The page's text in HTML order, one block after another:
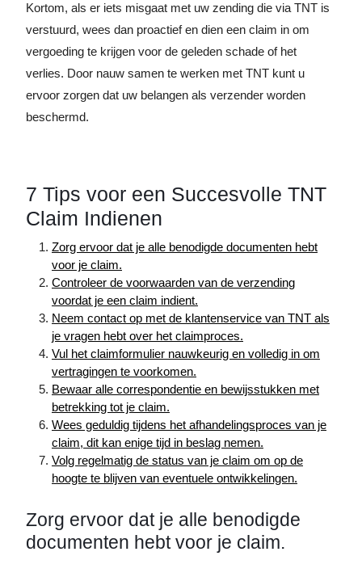
Kortom, als er iets misgaat met uw zending die via TNT is
verstuurd, wees dan proactief en dien een claim in om
vergoeding te krijgen voor de geleden schade of het
verlies. Door nauw samen te werken met TNT kunt u
ervoor zorgen dat uw belangen als verzender worden
beschermd.
7 Tips voor een Succesvolle TNT
Claim Indienen
Zorg ervoor dat je alle benodigde documenten hebt
voor je claim.
Controleer de voorwaarden van de verzending
voordat je een claim indient.
Neem contact op met de klantenservice van TNT als
je vragen hebt over het claimproces.
Vul het claimformulier nauwkeurig en volledig in om
vertragingen te voorkomen.
Bewaar alle correspondentie en bewijsstukken met
betrekking tot je claim.
Wees geduldig tijdens het afhandelingsproces van je
claim, dit kan enige tijd in beslag nemen.
Volg regelmatig de status van je claim om op de
hoogte te blijven van eventuele ontwikkelingen.
Zorg ervoor dat je alle benodigde
documenten hebt voor je claim.